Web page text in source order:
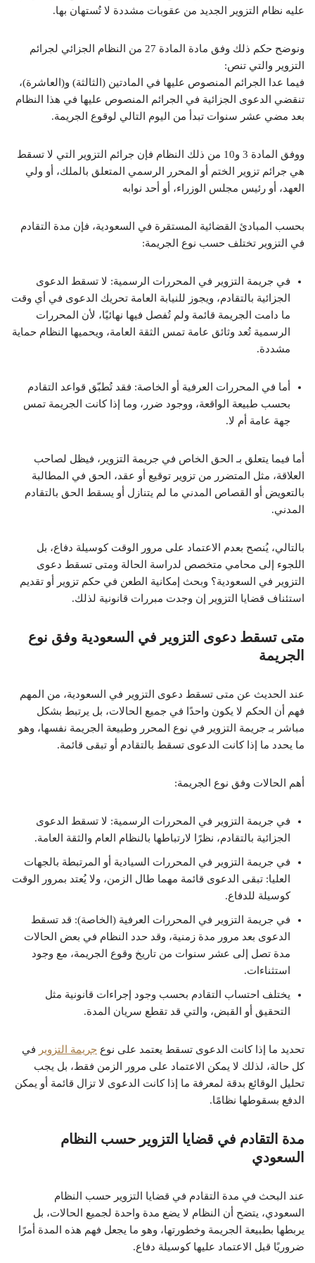
عليه نظام التزوير الجديد من عقوبات مشددة لا تُستهان بها.
ونوضح حكم ذلك وفق مادة المادة 27 من النظام الجزائي لجرائم
التزوير والتي تنص:
فيما عدا الجرائم المنصوص عليها في المادتين (الثالثة) و(العاشرة)،
تنقضي الدعوى الجزائية في الجرائم المنصوص عليها في هذا النظام
بعد مضي عشر سنوات تبدأ من اليوم التالي لوقوع الجريمة.
ووفق المادة 3 و10 من ذلك النظام فإن جرائم التزوير التي لا تسقط
هي جرائم تزوير الختم أو المحرر الرسمي المتعلق بالملك، أو ولي
العهد، أو رئيس مجلس الوزراء، أو أحد نوابه
بحسب المبادئ القضائية المستقرة في السعودية، فإن مدة التقادم
في التزوير تختلف حسب نوع الجريمة:
في جريمة التزوير في المحررات الرسمية: لا تسقط الدعوى
الجزائية بالتقادم، ويجوز للنيابة العامة تحريك الدعوى في أي وقت
ما دامت الجريمة قائمة ولم تُفصل فيها نهائيًا، لأن المحررات
الرسمية تُعد وثائق عامة تمس الثقة العامة، ويحميها النظام حماية
مشددة.
أما في المحررات العرفية أو الخاصة: فقد تُطبّق قواعد التقادم
بحسب طبيعة الواقعة، ووجود ضرر، وما إذا كانت الجريمة تمس
جهة عامة أم لا.
أما فيما يتعلق بـ الحق الخاص في جريمة التزوير، فيظل لصاحب
العلاقة، مثل المتضرر من تزوير توقيع أو عقد، الحق في المطالبة
بالتعويض أو القصاص المدني ما لم يتنازل أو يسقط الحق بالتقادم
المدني.
بالتالي، يُنصح بعدم الاعتماد على مرور الوقت كوسيلة دفاع، بل
اللجوء إلى محامي متخصص لدراسة الحالة ومتى تسقط دعوى
التزوير في السعودية؟ وبحث إمكانية الطعن في حكم تزوير أو تقديم
استئناف قضايا التزوير إن وجدت مبررات قانونية لذلك.
متى تسقط دعوى التزوير في السعودية وفق نوع
الجريمة
عند الحديث عن متى تسقط دعوى التزوير في السعودية، من المهم
فهم أن الحكم لا يكون واحدًا في جميع الحالات، بل يرتبط بشكل
مباشر بـ جريمة التزوير في نوع المحرر وطبيعة الجريمة نفسها، وهو
ما يحدد ما إذا كانت الدعوى تسقط بالتقادم أو تبقى قائمة.
أهم الحالات وفق نوع الجريمة:
في جريمة التزوير في المحررات الرسمية: لا تسقط الدعوى
الجزائية بالتقادم، نظرًا لارتباطها بالنظام العام والثقة العامة.
في جريمة التزوير في المحررات السيادية أو المرتبطة بالجهات
العليا: تبقى الدعوى قائمة مهما طال الزمن، ولا يُعتد بمرور الوقت
كوسيلة للدفاع.
في جريمة التزوير في المحررات العرفية (الخاصة): قد تسقط
الدعوى بعد مرور مدة زمنية، وقد حدد النظام في بعض الحالات
مدة تصل إلى عشر سنوات من تاريخ وقوع الجريمة، مع وجود
استثناءات.
يختلف احتساب التقادم بحسب وجود إجراءات قانونية مثل
التحقيق أو القبض، والتي قد تقطع سريان المدة.
تحديد ما إذا كانت الدعوى تسقط يعتمد على نوع جريمة التزوير في
كل حالة، لذلك لا يمكن الاعتماد على مرور الزمن فقط، بل يجب
تحليل الوقائع بدقة لمعرفة ما إذا كانت الدعوى لا تزال قائمة أو يمكن
الدفع بسقوطها نظامًا.
مدة التقادم في قضايا التزوير حسب النظام
السعودي
عند البحث في مدة التقادم في قضايا التزوير حسب النظام
السعودي، يتضح أن النظام لا يضع مدة واحدة لجميع الحالات، بل
يربطها بطبيعة الجريمة وخطورتها، وهو ما يجعل فهم هذه المدة أمرًا
ضروريًا قبل الاعتماد عليها كوسيلة دفاع.